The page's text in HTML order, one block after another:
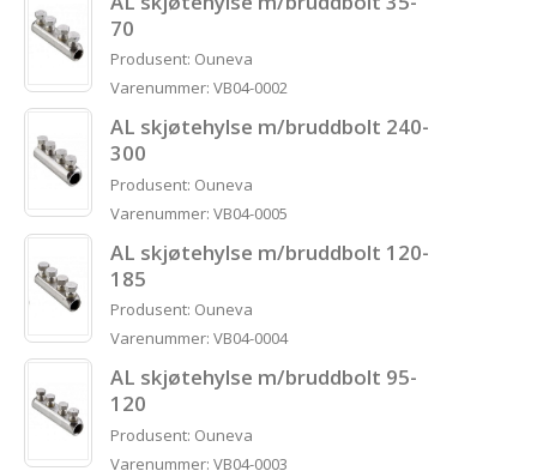
70
Produsent: Ouneva
Varenummer: VB04-0002
AL skjøtehylse m/bruddbolt 240-
300
Produsent: Ouneva
Varenummer: VB04-0005
AL skjøtehylse m/bruddbolt 120-
185
Produsent: Ouneva
Varenummer: VB04-0004
AL skjøtehylse m/bruddbolt 95-
120
Produsent: Ouneva
Varenummer: VB04-0003